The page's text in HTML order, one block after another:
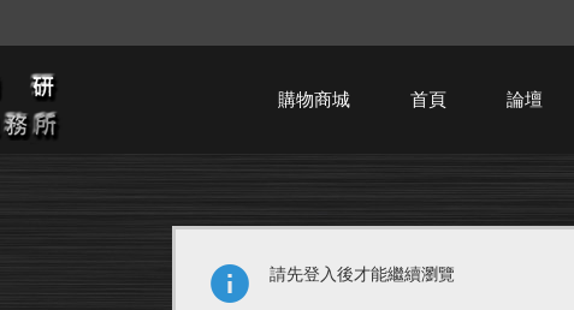
購物商城 首頁 論壇
請先登入後才能繼續瀏覽